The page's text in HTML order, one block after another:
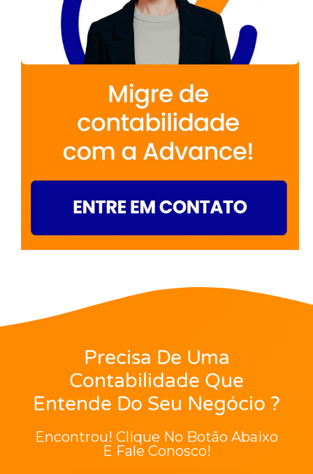
Precisa De Uma
Contabilidade Que
Entende Do Seu Negócio ?
Encontrou! Clique No Botão Abaixo
E Fale Conosco!